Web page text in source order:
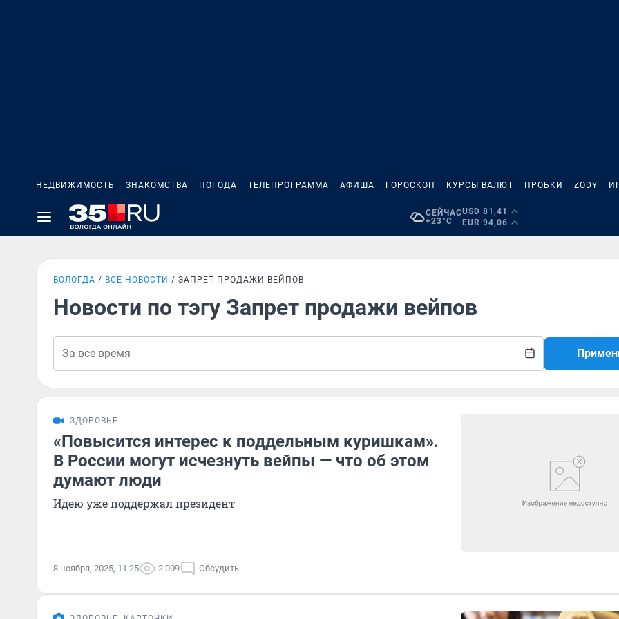
НЕДВИЖИМОСТЬ ЗНАКОМСТВА ПОГОДА ТЕЛЕПРОГРАММА АФИША ГОРОСКОП КУРСЫ ВАЛЮТ ПРОБКИ ZODY
СЕЙЧАС
+23°C
USD 81,41
EUR 94,06
ВОЛОГДА ВСЕ НОВОСТИ ЗАПРЕТ ПРОДАЖИ ВЕЙПОВ
Новости по тэгу Запрет продажи вейпов
ЗДОРОВЬЕ
«Повысится интерес к поддельным куришкам».
В России могут исчезнуть вейпы — что об этом
думают люди
Идею уже поддержал президент
8 ноября, 2025, 11:25 2 009 Обсудить